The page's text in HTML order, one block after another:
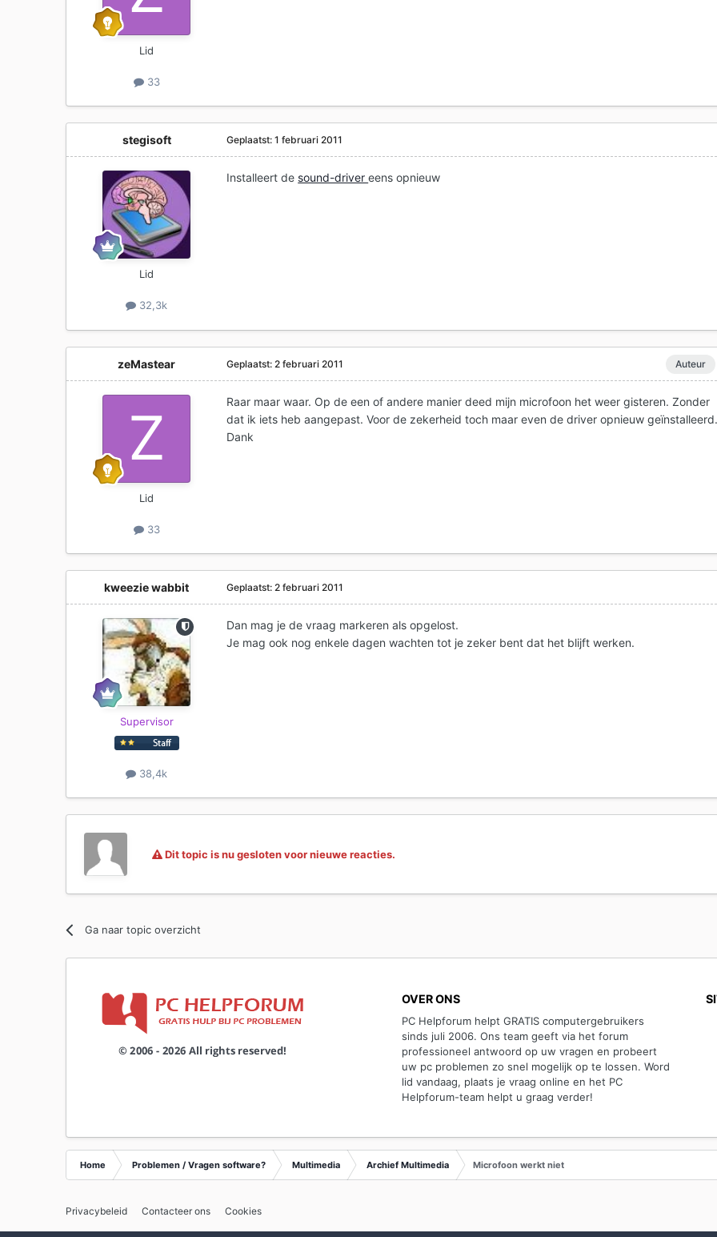
Lid
33
stegisoft
Lid
32,3k
Geplaatst:1 februari 2011
Installeert de sound-drivereens opnieuw
zeMastear
Lid
33
Auteur
Geplaatst: 2 februari 2011
Raar maar waar. Op de een of andere manier deed mijn microfoon het weer gisteren. Zonder
dat ik iets heb aangepast. Voor de zekerheid toch maar even de driver opnieuw
Dank
kweezie wabbit
Supervisor
38,4k
Geplaatst: 2 februari 2011
Dan mag je de vraag markeren als opgelost.
Je mag ook nog enkele dagen wachten tot je zeker bent dat het blijft werken.
Dit topic is nu gesloten voor nieuwe reacties.
Ga naar topic overzicht
OVER ONS
PC Helpforum helpt GRATIS computergebruikers
sinds juli 2006. Ons team geeft via het forum
professioneel antwoord op uw vragen en probeert
uw pc problemen zo snel mogelijk op te lossen. Word
lid vandaag, plaats je vraag online en het PC
Helpforum-team helpt u graag verder!
Home Problemen / Vragen software? Multimedia Archief Multimedia Microfoon werkt niet
Privacybeleid Contacteer ons Cookies